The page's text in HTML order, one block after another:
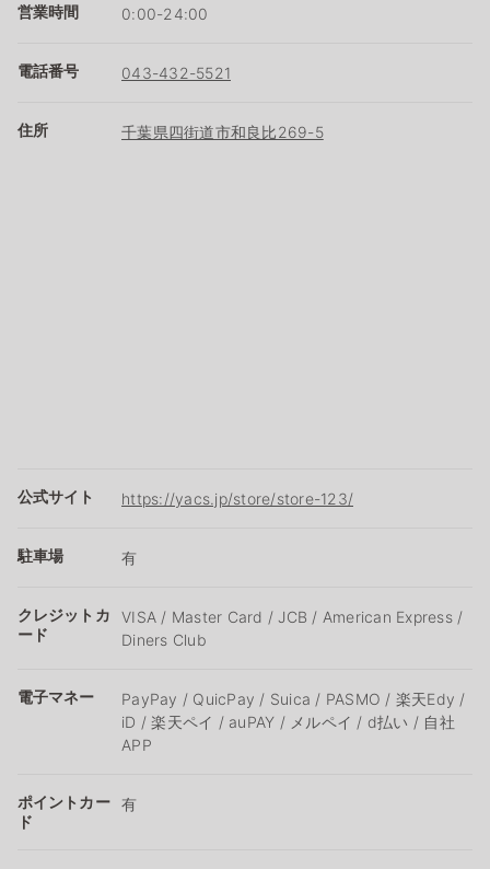
営業時間 0:00-24:00
電話番号 043-432-5521
住所 千葉県四街道市和良比269-5
公式サイト https://yacs.jp/store/store-123/
駐車場 有
クレジットカ
ード
VISA / Master Card / JCB / American Express /
Diners Club
電子マネー
PayPay / QuicPay / Suica / PASMO / 楽天Edy /
iD / 楽天ペイ / auPAY / メルペイ / d払い / 自社
APP
ポイントカー
ド
有